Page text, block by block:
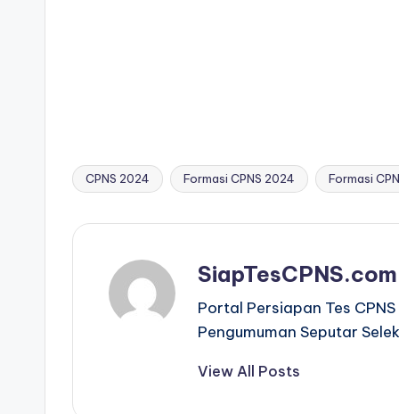
Tags:
CPNS 2024 Formasi CPNS 2024 Formasi
SiapTesCPNS.com
Portal Persiapan Tes
Pengumuman Seputar
View All Posts